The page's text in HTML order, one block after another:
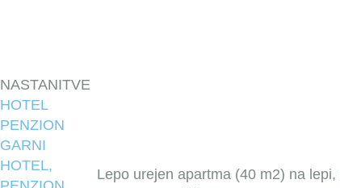
NASTANITVE
HOTEL
PENZION
GARNI
HOTEL,
Lepo urejen apartma (40 m2) na